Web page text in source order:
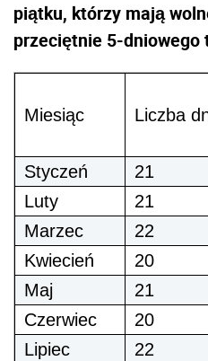
piątku, którzy mają
przeciętnie 5-dniowego
Miesiąc Liczba
Styczeń 21
Luty
21
Marzec
22
Kwiecień
20
Maj
21
Czerwiec
20
Lipiec
22